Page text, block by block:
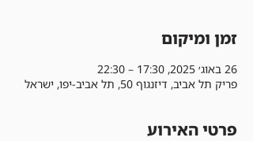
זמן ומיקום
26 באוג׳ 2025, 17:30 – 22:30
פריק תל אביב, דיזנגוף 50, תל אביב-יפו, ישראל
פרטי האירוע